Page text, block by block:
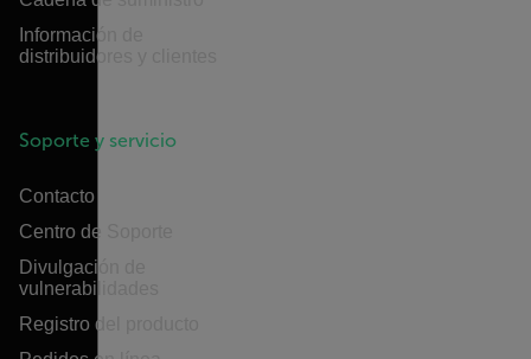
Información de
distribuidores y clientes
Soporte y servicio
Contacto
Centro de Soporte
Divulgación de
vulnerabilidades
Registro del producto